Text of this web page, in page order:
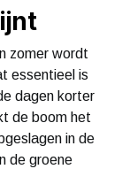
zomer wordt
essentieel is
dagen korter
de boom het
in de
de groene